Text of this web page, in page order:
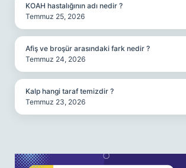
KOAH hastalığının adı nedir ?
Temmuz 25, 2026
Afiş ve broşür arasındaki fark nedir ?
Temmuz 24, 2026
Kalp hangi taraf temizdir ?
Temmuz 23, 2026